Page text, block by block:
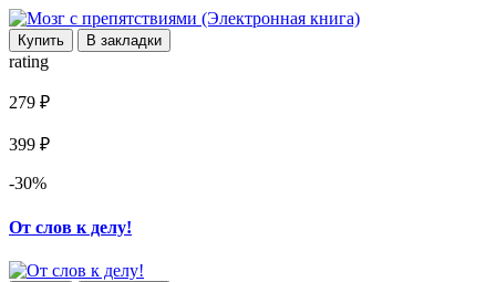
Купить В закладки
rating
279 ₽
399 ₽
-30%
От слов к делу!